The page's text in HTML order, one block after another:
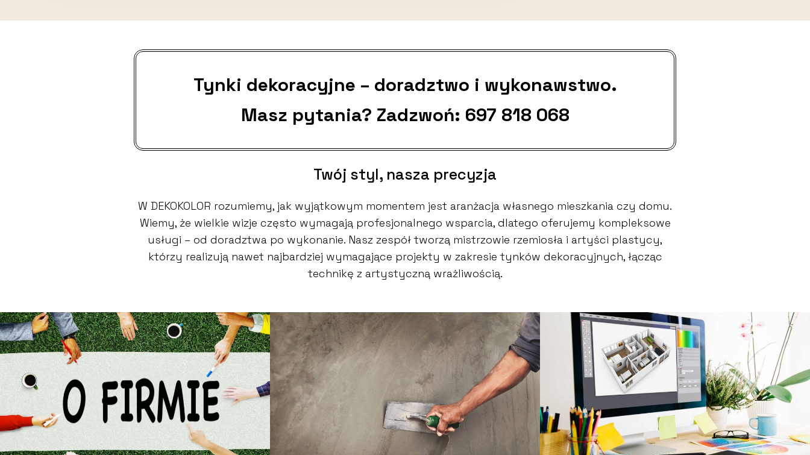
Tynki dekoracyjne – doradztwo i wykonawstwo.
Masz pytania? Zadzwoń: 697 818 068
Twój styl, nasza precyzja
W DEKOKOLOR rozumiemy, jak wyjątkowym momentem jest aranżacja własnego mieszkania czy domu.
Wiemy, że wielkie wizje często wymagają profesjonalnego wsparcia, dlatego oferujemy kompleksowe
usługi – od doradztwa po wykonanie. Nasz zespół tworzą mistrzowie rzemiosła i artyści plastycy,
którzy realizują nawet najbardziej wymagające projekty w zakresie tynków dekoracyjnych, łącząc
technikę z artystyczną wrażliwością.